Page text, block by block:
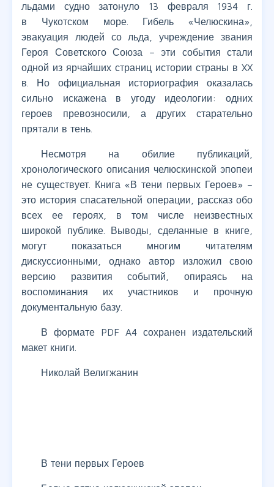
льдами судно затонуло 13 февраля 1934 г.
в Чукотском море. Гибель «Челюскина»,
эвакуация людей со льда, учреждение звания
Героя Советского Союза – эти события стали
одной из ярчайших страниц истории страны в XX
в. Но официальная историография оказалась
сильно искажена в угоду идеологии: одних
героев превозносили, а других старательно
прятали в тень.
Несмотря на обилие публикаций,
хронологического описания челюскинской эпопеи
не существует. Книга «В тени первых Героев» –
это история спасательной операции, рассказ обо
всех ее героях, в том числе неизвестных
широкой публике. Выводы, сделанные в книге,
могут показаться многим читателям
дискуссионными, однако автор изложил свою
версию развития событий, опираясь на
воспоминания их участников и прочную
документальную базу.
В формате PDF A4 сохранен издательский
макет книги.
Николай Велигжанин
В тени первых Героев